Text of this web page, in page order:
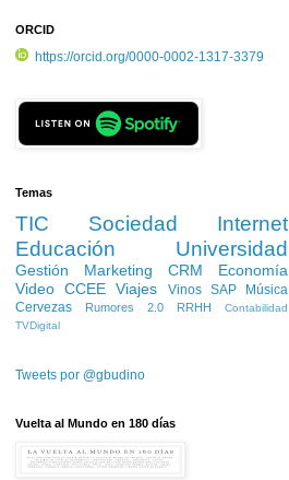
ORCID
https://orcid.org/0000-0002-1317-3379
Temas
TIC Sociedad
Internet
Educación
Universidad
Gestión Marketing CRM
Economía
Video CCEE Viajes Vinos SAP
Música
Cervezas
Rumores 2.0 RRHH
Contabilidad
TVDigital
Tweets por @gbudino
Vuelta al Mundo en 180 días